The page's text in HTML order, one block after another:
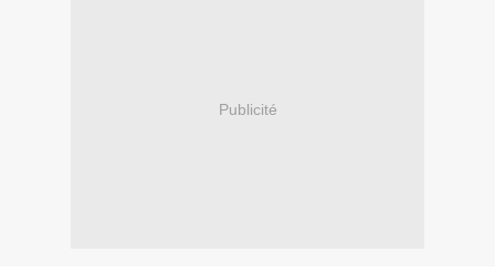
Publicité